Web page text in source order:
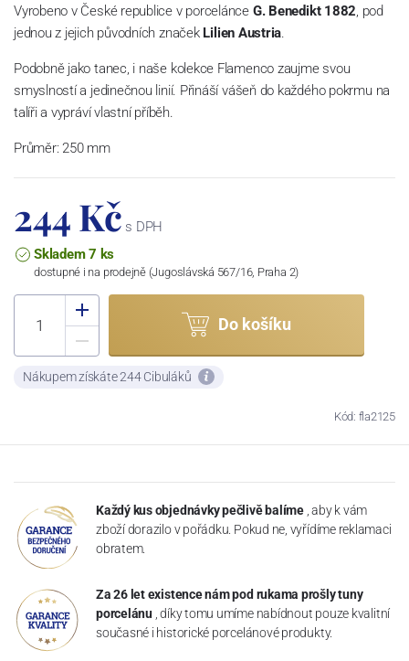
Vyrobeno v České republice v porcelánce G. Benedikt 1882, pod
jednou z jejich původních značek Lilien Austria.
Podobně jako tanec, i naše kolekce Flamenco zaujme svou
smyslností a jedinečnou linií. Přináší vášeň do každého pokrmu na
talíři a vypráví vlastní příběh.
Průměr: 250 mm
244 Kč s DPH
Skladem 7 ks
dostupné i na prodejně (Jugoslávská 567/16, Praha 2)
Do košíku
Nákupem získáte 244 Cibuláků
Kód: fla2125
Každý kus objednávky pečlivě balíme , aby k vám
zboží dorazilo v pořádku. Pokud ne, vyřídíme reklamaci
obratem.
Za 26 let existence nám pod rukama prošly tuny
porcelánu , díky tomu umíme nabídnout pouze kvalitní
současné i historické porcelánové produkty.